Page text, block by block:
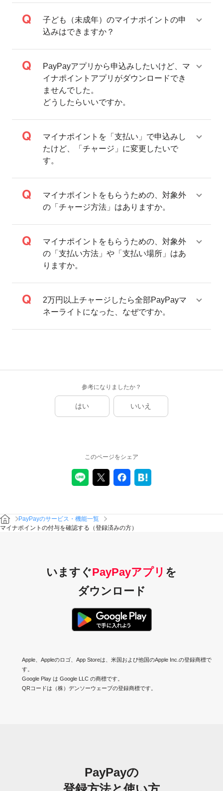
マイナポイント第1弾ですでに5,000ポイントのPayPayポイントを受け取っ
マイナポイント第1弾へお申込みいただいた方で、5,000ポイントのPayPay
ポイントの付与権利を満たしていない方については、第2弾の期間中のチャ
ージや決済に対しても、上限までPayPayポイントの付与をおこないます。
「特典1について付与対象となるお取引（対象取引）」をご確認ください。
特典2
付与対象期間：2022年6月30日（木）〜
（火）2023年5月31日（水）
マイナンバーカードの健康保険証としての利用申込みによ
るマイナポイントの付与は、マイナポイントの「対象キャ
ッシュレス決済サービス」としてPayPayの登録の最短翌日
に付与されます。
すでにマイナンバーカードの健康保険証としての利用申込みを行なった方も
対象です。
特典3
付与対象期間：2022年6月30日（木）〜2023年2月28日
PayPayへのマイナポイントのお申込みと、マイナポータル
での口座登録が完了した後、最短翌日に付与されます。
すでに公金受取口座の登録を行なった方も対象です。
なりません。その場合は、マイナポータル上に不備通知が届きますので、ご
確認ください。
システムの状況により付与に時間がかかる場合があります。
「チャージでもらう」を選択した場合に付与対象となるチャー
PayPayカード（PayPay決済用）からのチャージ
ポイントコードからのチャージは付与対象外です。
チャージ方法に関わらず付与上限に達するまでは「PayPayマネーライト」
ャージには手数料がかかります。毎月初回チャージは手数料無料、2回目以
降は2.5％（税込）の手数料がチャージ金額に加算されて請求されます。
「支払いでもらう」を選択した場合に付与対象となるお支払い
付与対象となるお支払い方法
PayPayカード（PayPay決済用）でのお支払い
い
PayPayクレジットでのお支払い
PayPayカード（旧Yahoo! JAPANカード含む）以外のクレジットカードでの
友だちへ送る、出金、ポイント運用、PayPay資産運用（PayPay証券ミニア
プリ）での取引、PayPayカード（PayPay決済用）およびPayPayクレジッ
トの精算、寄付（支援）、ソフトバンク・ワイモバイル・LINEMOでの携帯
子ども（未成年）のマイナポイントの申
込みはできますか？
PayPayアプリから申込みしたいけど、マ
イナポイントアプリがダウンロードでき
ませんでした。
どうしたらいいですか。
マイナポイントを「支払い」で申込みし
たけど、「チャージ」に変更したいで
す。
マイナポイントをもらうための、対象外
の「チャージ方法」はありますか。
マイナポイントをもらうための、対象外
の「支払い方法」や「支払い場所」はあ
りますか。
2万円以上チャージしたら全部PayPayマ
ネーライトになった、なぜですか。
参考になりましたか？
はい いいえ
このページをシェア
PayPayのサービス・機能一覧
マイナポイントの付与を確認する（登録済みの方）
いますぐPayPayアプリ を
ダウンロード
Apple、Appleのロゴ、App Storeは、米国および他国のApple Inc.の登録商標で
す。
Google Play は Google LLC の商標です。
QRコードは（株）デンソーウェーブの登録商標です。
PayPayの